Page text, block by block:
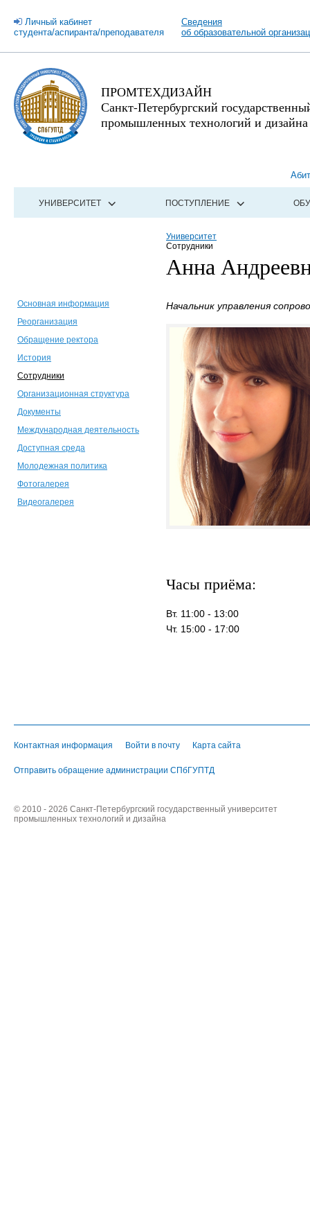
Личный кабинет
студента/аспиранта/преподавателя
Сведения
об образовательной
ПРОМТЕХДИЗАЙН
Санкт-Петербургский
промышленных технологий и дизайна
УНИВЕРСИТЕТ ПОСТУПЛЕНИЕ
Университет
Сотрудники
Анна
Основная информация
Реорганизация
Обращение ректора
История
Сотрудники
Организационная структура
Документы
Международная деятельность
Доступная среда
Молодежная политика
Фотогалерея
Видеогалерея
Начальник управления
Часы приёма:
Вт. 11:00 - 13:00
Чт. 15:00 - 17:00
Контактная информация Войти в почту Карта сайта
Отправить обращение администрации СПбГУПТД
© 2010 - 2026 Санкт-Петербургский государственный университет
промышленных технологий и дизайна